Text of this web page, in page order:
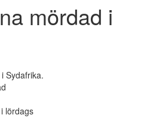
mördad i
Sydafrika.
lördags